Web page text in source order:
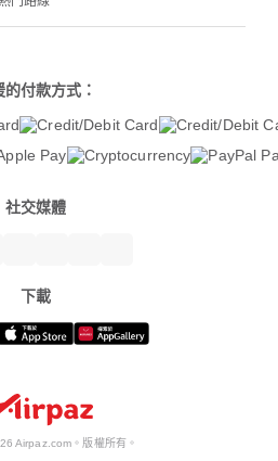
的付款方式：
社交媒體
下載
Airpaz.com。版權所有。